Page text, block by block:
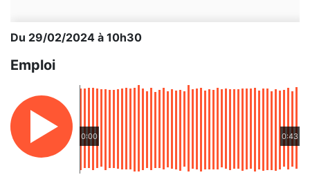
Du 29/02/2024 à 10h30
Emploi
0:00 0:43